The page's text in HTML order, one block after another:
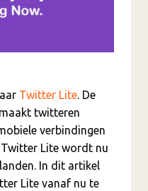
Twitter Lite . De
twitteren
verbindingen
Lite wordt nu
In dit artikel
Lite vanaf nu te